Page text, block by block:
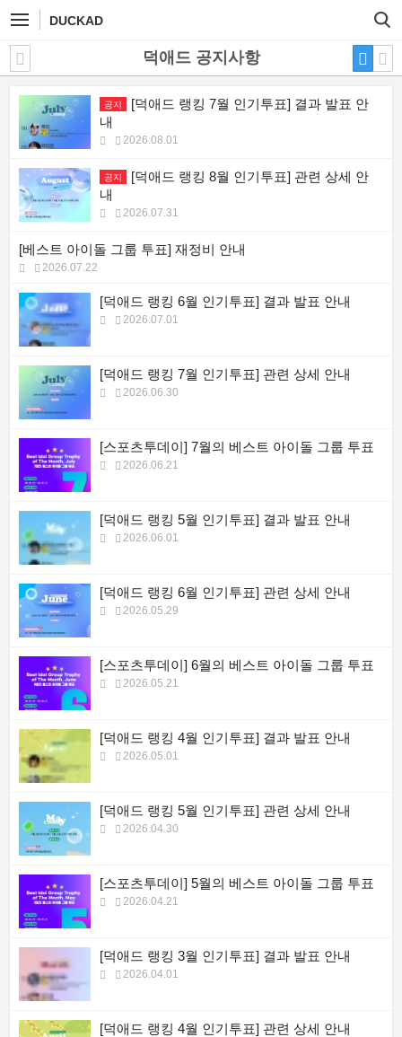
DUCKAD
덕애드 공지사항
공지
[덕애드 랭킹 7월 인기투표] 결과 발표 안
내
2026.08.01
공지
[덕애드 랭킹 8월 인기투표] 관련 상세 안
내
2026.07.31
[베스트 아이돌 그룹 투표] 재정비 안내
2026.07.22
[덕애드 랭킹 6월 인기투표] 결과 발표 안내
2026.07.01
[덕애드 랭킹 7월 인기투표] 관련 상세 안내
2026.06.30
[스포츠투데이] 7월의 베스트 아이돌 그룹 투표
2026.06.21
[덕애드 랭킹 5월 인기투표] 결과 발표 안내
2026.06.01
[덕애드 랭킹 6월 인기투표] 관련 상세 안내
2026.05.29
[스포츠투데이] 6월의 베스트 아이돌 그룹 투표
2026.05.21
[덕애드 랭킹 4월 인기투표] 결과 발표 안내
2026.05.01
[덕애드 랭킹 5월 인기투표] 관련 상세 안내
2026.04.30
[스포츠투데이] 5월의 베스트 아이돌 그룹 투표
2026.04.21
[덕애드 랭킹 3월 인기투표] 결과 발표 안내
2026.04.01
[덕애드 랭킹 4월 인기투표] 관련 상세 안내